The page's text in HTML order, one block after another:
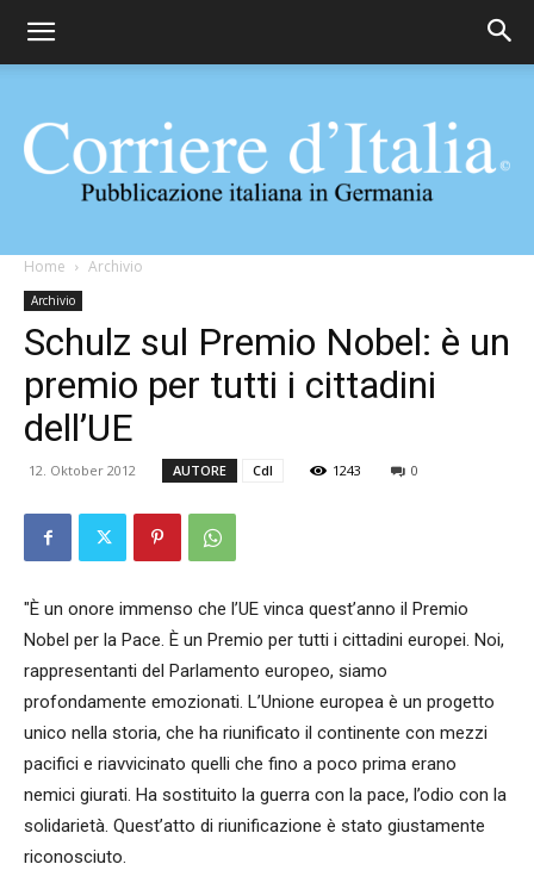
Corriere
d'Italia
Home Archivio
Archivio
Schulz sul Premio Nobel: è un
premio per tutti i cittadini
dell’UE
12. Oktober 2012 AUTORE CdI 1243 0
"È un onore immenso che l’UE vinca quest’anno il Premio
Nobel per la Pace. È un Premio per tutti i cittadini europei. Noi,
rappresentanti del Parlamento europeo, siamo
profondamente emozionati. L’Unione europea è un progetto
unico nella storia, che ha riunificato il continente con mezzi
pacifici e riavvicinato quelli che fino a poco prima erano
nemici giurati. Ha sostituito la guerra con la pace, l’odio con la
solidarietà. Quest’atto di riunificazione è stato giustamente
riconosciuto.